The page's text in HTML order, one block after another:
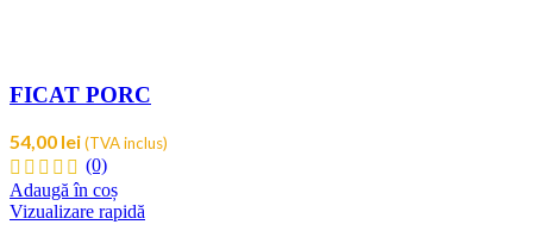
FICAT PORC
54,00 lei(TVA inclus)
(0)
Adaugă în coș
Vizualizare rapidă